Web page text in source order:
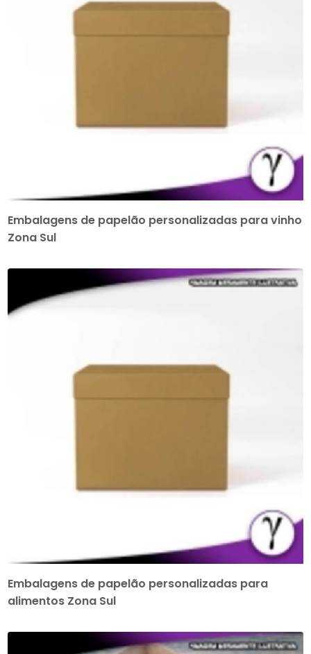
Embalagens de papelão personalizadas para vinho
Zona Sul
Embalagens de papelão personalizadas para
alimentos Zona Sul